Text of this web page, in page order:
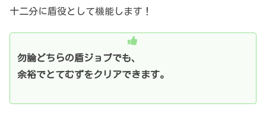
十二分に盾役として機能します！
勿論どちらの盾ジョブでも、
余裕でとてむずをクリアできます。